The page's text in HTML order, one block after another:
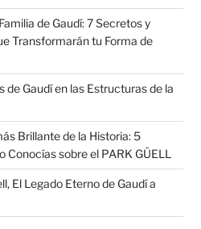
de Gaudí: 7 Secretos y
Transformarán tu Forma de
de Gaudí en las Estructuras de la
Brillante de la Historia: 5
Conocías sobre el PARK GÜELL
El Legado Eterno de Gaudí a